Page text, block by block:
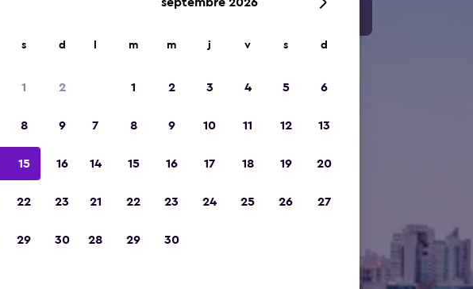
s d
1 2
8 9
15 16
22 23
29 30
m m j v s d
1 2 3 4 5 6
7 8 9 10 11 12 13
14 15 16 17 18 19 20
21 22 23 24 25 26 27
28 29 30